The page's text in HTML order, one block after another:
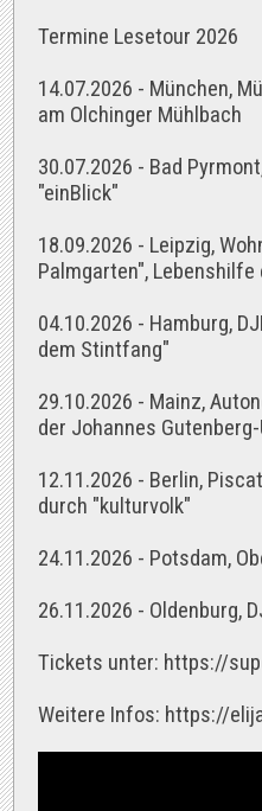
Termine Lesetour 2026
14.07.2026 - München,
am Olchinger Mühlbach
30.07.2026 - Bad
"einBlick"
18.09.2026 - Leipzig,
Palmgarten", Lebenshilfe
04.10.2026 - Hamburg,
dem Stintfang"
29.10.2026 - Mainz,
der Johannes
12.11.2026 - Berlin,
durch "kulturvolk"
24.11.2026 - Potsdam,
26.11.2026 - Oldenburg,
Tickets unter: https://
Weitere Infos: https://